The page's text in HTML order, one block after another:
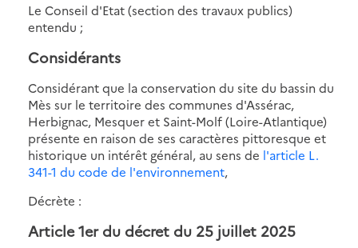
Le Conseil d'Etat (section des travaux publics)
entendu ;
Considérants
Considérant que la conservation du site du bassin du
Mès sur le territoire des communes d'Assérac,
Herbignac, Mesquer et Saint-Molf (Loire-Atlantique)
présente en raison de ses caractères pittoresque et
historique un intérêt général, au sens de l'article L.
341-1 du code de l'environnement,
Décrète :
Article 1er du décret du 25 juillet 2025